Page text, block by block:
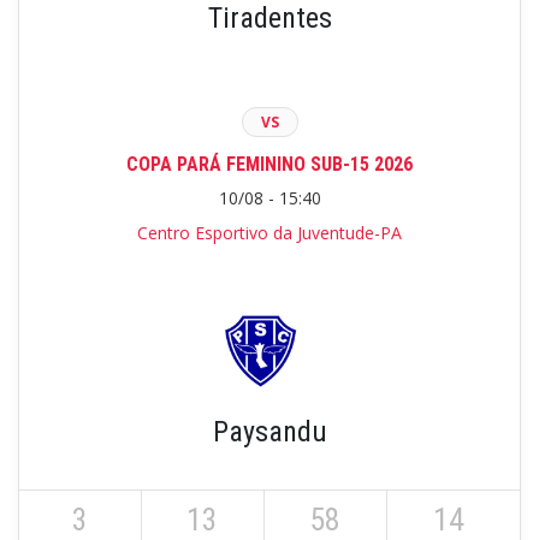
Tiradentes
VS
COPA PARÁ FEMININO SUB-15 2026
10/08 - 15:40
Centro Esportivo da Juventude-PA
Paysandu
3 13 58 14